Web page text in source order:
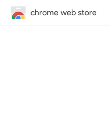
chrome web store